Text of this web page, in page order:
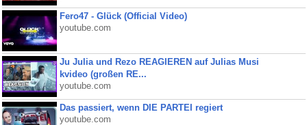
Fero47 - Glück (Official Video)
youtube.com
Ju Julia und Rezo REAGIEREN auf Julias Musi
kvideo (großen RE...
youtube.com
Das passiert, wenn DIE PARTEI regiert
youtube.com